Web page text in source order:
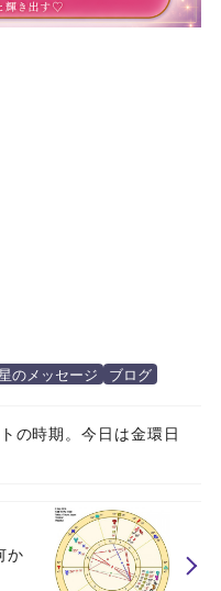
のメッセージ ブログ
の時期。今日は金環日
か